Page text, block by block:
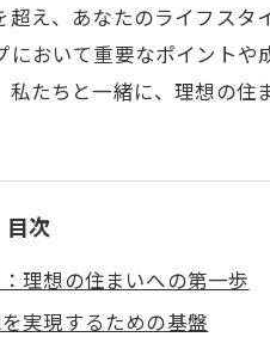
え、あなたのライフス
おいて重要なポイント
たちと一緒に、理想の住
目次
理想の住まいへの第一歩
実現するための基盤